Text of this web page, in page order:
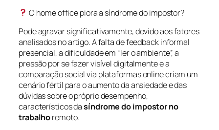
O home office piora a síndrome do impostor?
Pode agravar significativamente, devido aos fatores
analisados no artigo. A falta de feedback informal
presencial, a dificuldade em “ler o ambiente”, a
pressão por se fazer visível digitalmente e a
comparação social via plataformas online criam um
cenário fértil para o aumento da ansiedade e das
dúvidas sobre o próprio desempenho,
característicos dasíndrome do impostor no
trabalhoremoto.